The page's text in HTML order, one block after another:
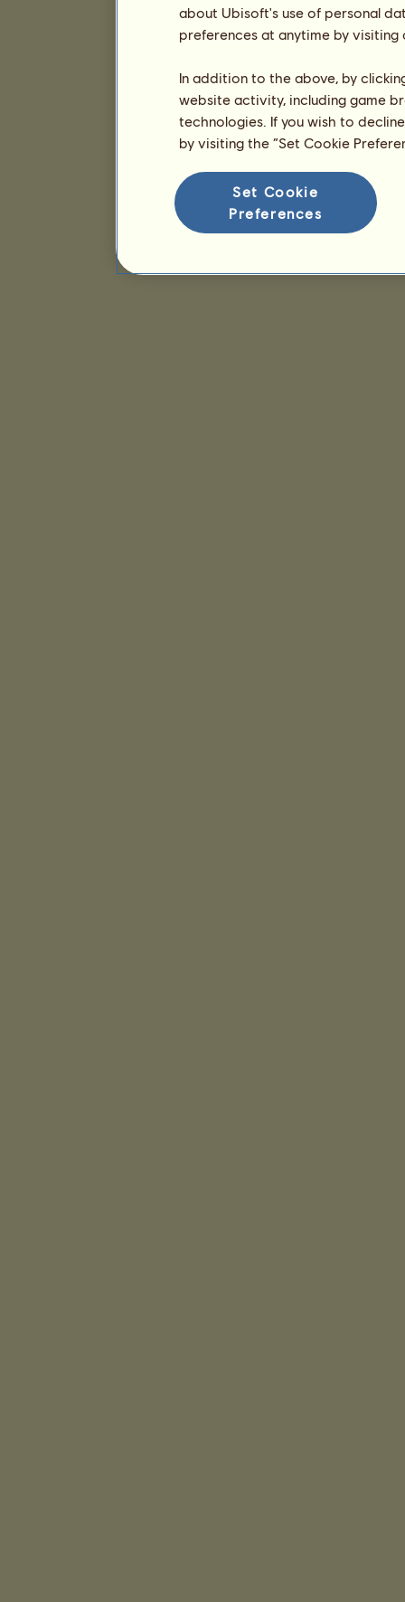
about Ubisoft's use of personal
preferences at anytime by
In addition to the above, by
website activity, including game
technologies. If you wish to
by visiting the “Set Cookie
Set Cookie
Preferences